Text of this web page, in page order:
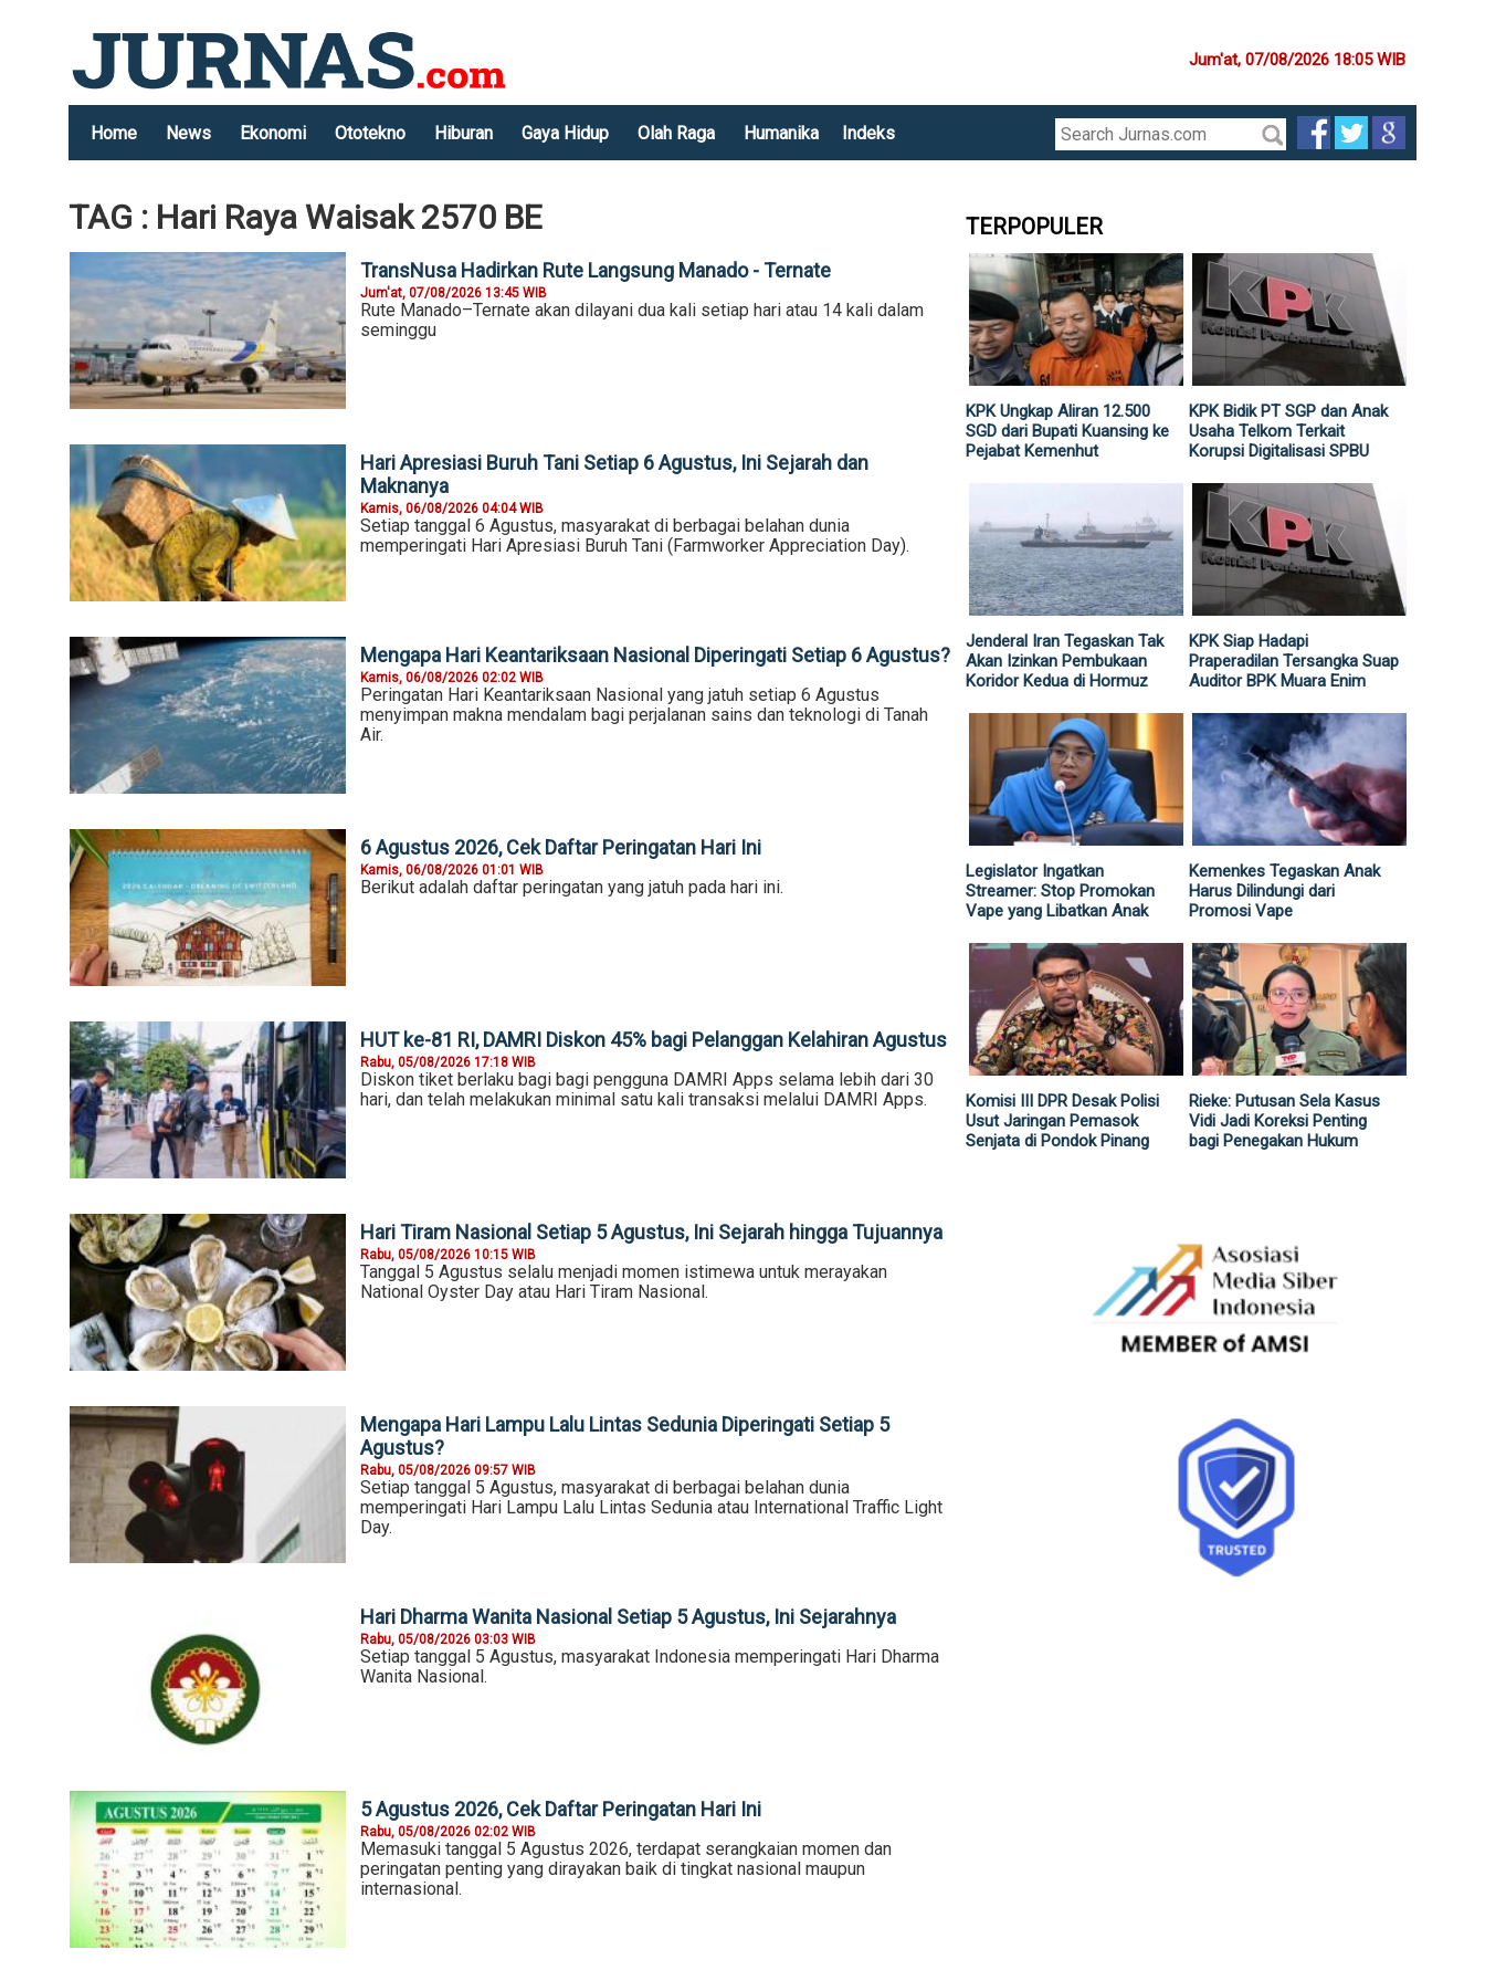
Jum'at, 07/08/2026 18:05 WIB
Home News Ekonomi Ototekno Hiburan Gaya Hidup Olah Raga Humanika Indeks
TAG : Hari Raya Waisak 2570 BE
TransNusa Hadirkan Rute Langsung Manado - Ternate
Jum'at, 07/08/2026 13:45 WIB
Rute Manado–Ternate akan dilayani dua kali setiap hari atau 14 kali dalam
seminggu
Hari Apresiasi Buruh Tani Setiap 6 Agustus, Ini Sejarah dan
Maknanya
Kamis, 06/08/2026 04:04 WIB
Setiap tanggal 6 Agustus, masyarakat di berbagai belahan dunia
memperingati Hari Apresiasi Buruh Tani (Farmworker Appreciation Day).
Mengapa Hari Keantariksaan Nasional Diperingati Setiap 6 Agustus?
Kamis, 06/08/2026 02:02 WIB
Peringatan Hari Keantariksaan Nasional yang jatuh setiap 6 Agustus
menyimpan makna mendalam bagi perjalanan sains dan teknologi di Tanah
Air.
6 Agustus 2026, Cek Daftar Peringatan Hari Ini
Kamis, 06/08/2026 01:01 WIB
Berikut adalah daftar peringatan yang jatuh pada hari ini.
HUT ke-81 RI, DAMRI Diskon 45% bagi Pelanggan Kelahiran Agustus
Rabu, 05/08/2026 17:18 WIB
Diskon tiket berlaku bagi bagi pengguna DAMRI Apps selama lebih dari 30
hari, dan telah melakukan minimal satu kali transaksi melalui DAMRI Apps.
Hari Tiram Nasional Setiap 5 Agustus, Ini Sejarah hingga Tujuannya
Rabu, 05/08/2026 10:15 WIB
Tanggal 5 Agustus selalu menjadi momen istimewa untuk merayakan
National Oyster Day atau Hari Tiram Nasional.
Mengapa Hari Lampu Lalu Lintas Sedunia Diperingati Setiap 5
Agustus?
Rabu, 05/08/2026 09:57 WIB
Setiap tanggal 5 Agustus, masyarakat di berbagai belahan dunia
memperingati Hari Lampu Lalu Lintas Sedunia atau International Traffic Light
Day.
Hari Dharma Wanita Nasional Setiap 5 Agustus, Ini Sejarahnya
Rabu, 05/08/2026 03:03 WIB
Setiap tanggal 5 Agustus, masyarakat Indonesia memperingati Hari Dharma
Wanita Nasional.
5 Agustus 2026, Cek Daftar Peringatan Hari Ini
Rabu, 05/08/2026 02:02 WIB
Memasuki tanggal 5 Agustus 2026, terdapat serangkaian momen dan
peringatan penting yang dirayakan baik di tingkat nasional maupun
internasional.
TERPOPULER
KPK Ungkap Aliran 12.500
SGD dari Bupati Kuansing ke
Pejabat Kemenhut
KPK Bidik PT SGP dan Anak
Usaha Telkom Terkait
Korupsi Digitalisasi SPBU
Jenderal Iran Tegaskan Tak
Akan Izinkan Pembukaan
Koridor Kedua di Hormuz
KPK Siap Hadapi
Praperadilan Tersangka Suap
Auditor BPK Muara Enim
Legislator Ingatkan
Streamer: Stop Promokan
Vape yang Libatkan Anak
Kemenkes Tegaskan Anak
Harus Dilindungi dari
Promosi Vape
Komisi III DPR Desak Polisi
Usut Jaringan Pemasok
Senjata di Pondok Pinang
Rieke: Putusan Sela Kasus
Vidi Jadi Koreksi Penting
bagi Penegakan Hukum